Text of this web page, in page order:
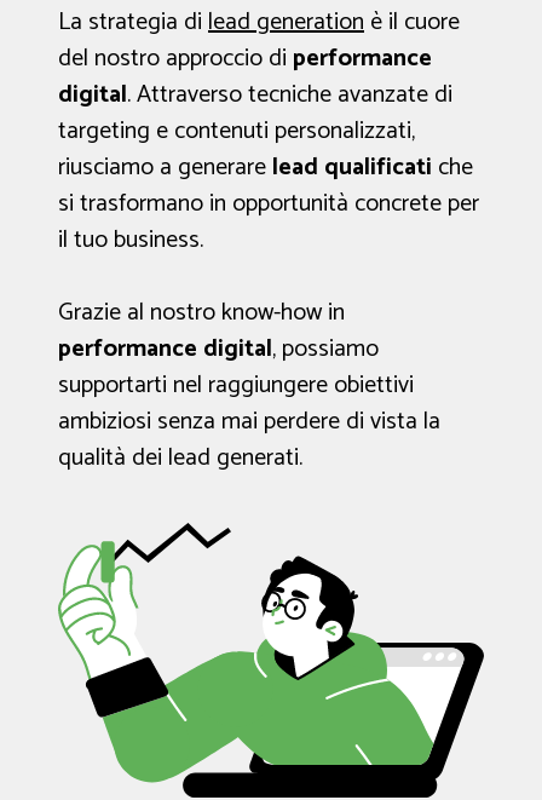
La strategia dilead generationè il cuore
del nostro approccio di performance
digital. Attraverso tecniche avanzate di
targeting e contenuti personalizzati,
riusciamo a generarelead qualificati che
si trasformano in opportunità concrete per
il tuo business.
Grazie al nostro know-how in
performance digital, possiamo
supportarti nel raggiungere obiettivi
ambiziosi senza mai perdere di vista la
qualità dei lead generati.